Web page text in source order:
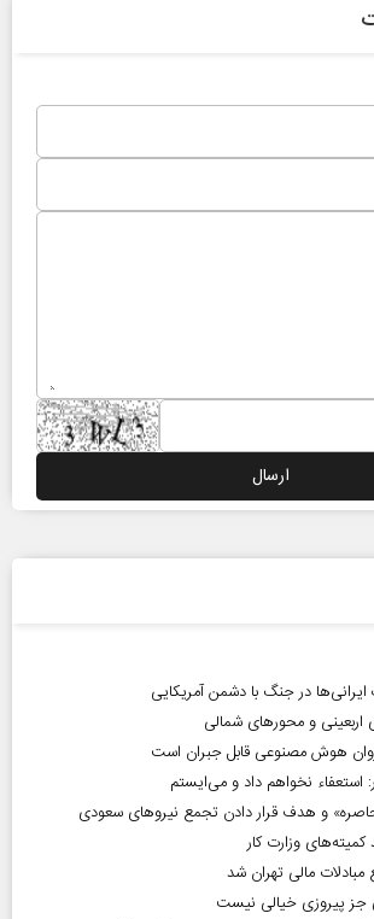
ایرانی‌ها در جنگ با دشمن آمریکایی
اربعینی و محورهای شمالی
هوش مصنوعی قابل جبران است
استعفاء نخواهم داد و می‌ایستم
و هدف قرار دادن تجمع نیروهای سعودی
وزارت کار
مالی تهران شد
جز پیروزی خیالی نیست